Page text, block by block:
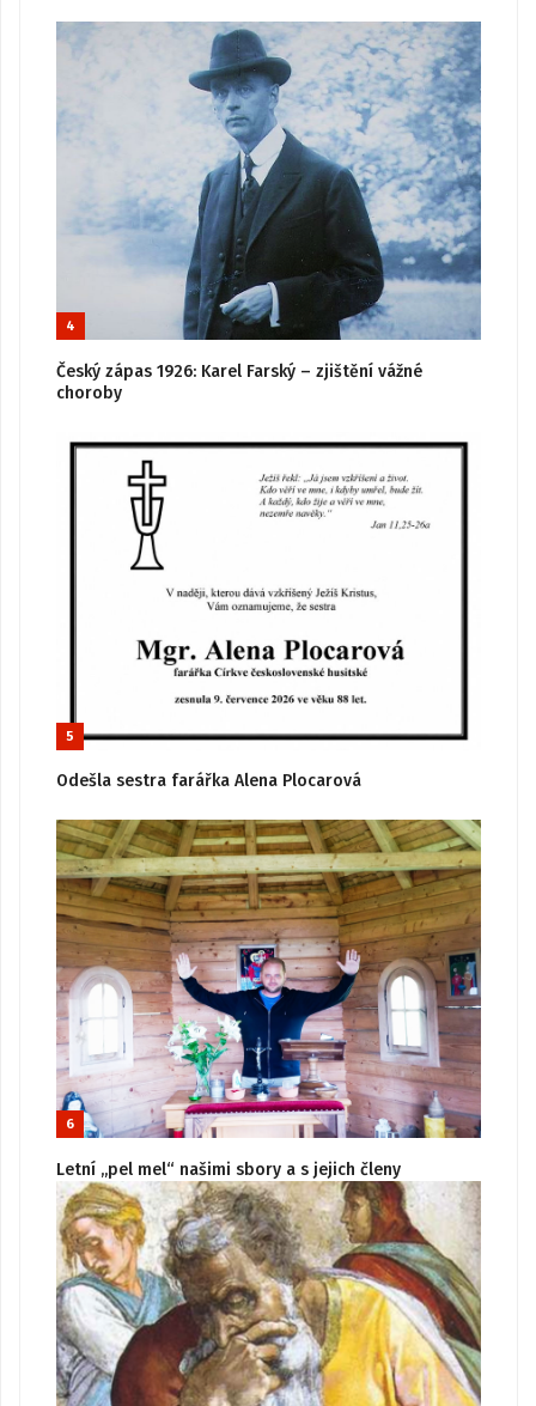
4
Český zápas 1926: Karel Farský – zjištění vážné
choroby
5
Odešla sestra farářka Alena Plocarová
6
Letní „pel mel“ našimi sbory a s jejich členy